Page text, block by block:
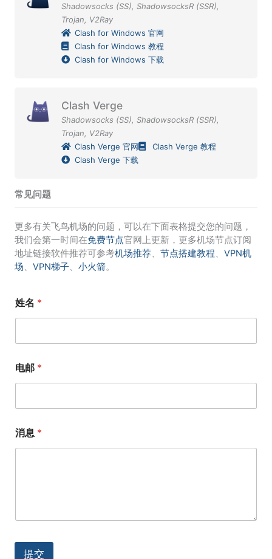
Shadowsocks (SS), ShadowsocksR (SSR),
Trojan, V2Ray
Clash for Windows 官网
Clash for Windows 教程
Clash for Windows 下载
Clash Verge
Shadowsocks (SS), ShadowsocksR (SSR),
Trojan, V2Ray
Clash Verge 官网
Clash Verge 教程
Clash Verge 下载
常见问题
更多有关飞鸟机场的问题，可以在下面表格提交您的问题，
我们会第一时间在免费节点官网上更新，更多机场节点订阅
地址链接软件推荐可参考机场推荐、 节点搭建教程
VPN机
场
VPN梯子、 小火箭。
姓名 *
电邮 *
消息 *
提交